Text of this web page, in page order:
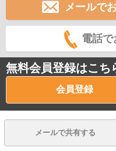
メールで
電話
無料会員登録はこち
会員登録
メールで共有する